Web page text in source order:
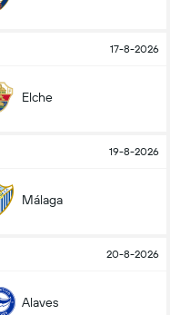
17-8-2026
Elche
19-8-2026
Málaga
20-8-2026
Alaves